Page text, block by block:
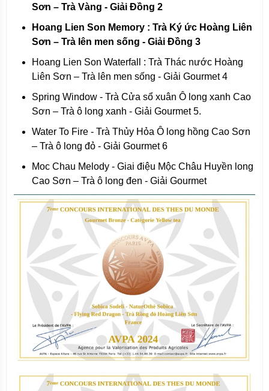
Sơn – Trà Vàng - Giải Đồng 2
Hoang Lien Son Memory : Trà Ký ức Hoàng Liên
Sơn – Trà lên men sống - Giải Đồng 3
Hoang Lien Son Waterfall : Trà Thác nước Hoàng
Liên Sơn – Trà lên men sống - Giải Gourmet 4
Spring Window - Trà Cửa sổ xuân Ô long xanh Cao
Sơn – Trà ô long xanh - Giải Gourmet 5.
Water To Fire - Trà Thủy Hỏa Ô long hồng Cao Sơn
– Trà ô long đỏ - Giải Gourmet 6
Moc Chau Melody - Giai điệu Mộc Châu Huyền long
Cao Sơn – Trà ô long đen - Giải Gourmet